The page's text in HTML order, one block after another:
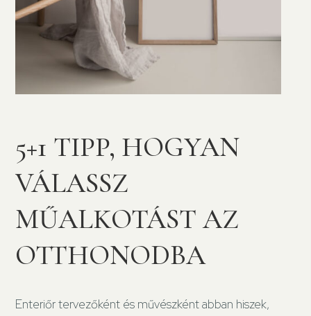
5+1 TIPP, HOGYAN
VÁLASSZ
MŰALKOTÁST AZ
OTTHONODBA
Enteriőr tervezőként és művészként abban hiszek,